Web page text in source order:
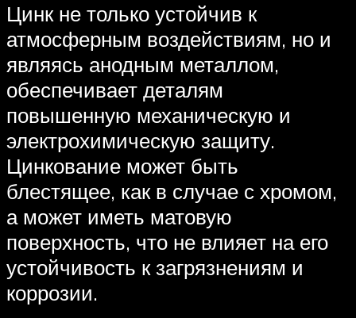
Цинк не только устойчив к
атмосферным воздействиям, но и
являясь анодным металлом,
обеспечивает деталям
повышенную механическую и
электрохимическую защиту.
Цинкование может быть
блестящее, как в случае с хромом,
а может иметь матовую
поверхность, что не влияет на его
устойчивость к загрязнениям и
коррозии.